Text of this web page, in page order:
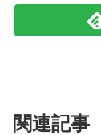
関連記事